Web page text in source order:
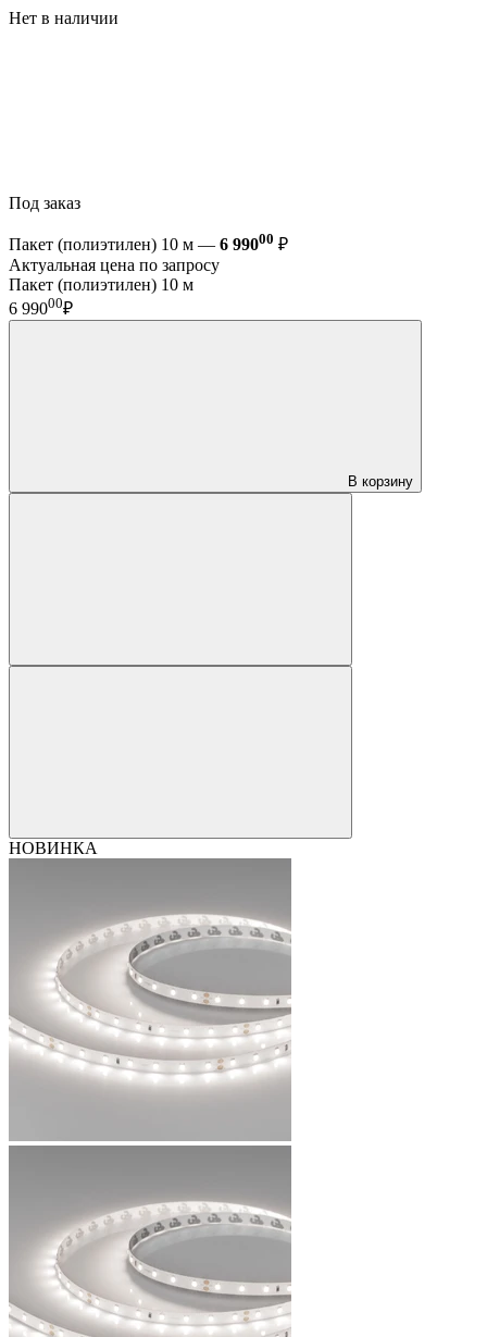
Нет в наличии
Под заказ
Пакет (полиэтилен) 10 м — 6 99000 ₽
Актуальная цена по запросу
Пакет (полиэтилен) 10 м
6 99000₽
В корзину
НОВИНКА